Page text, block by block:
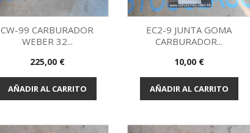
Vista rápida
CW-99 CARBURADOR
WEBER 32...
Precio
225,00 €
AÑADIR AL CARRITO
Vista rápida
EC2-9 JUNTA GOMA
CARBURADOR...
Precio
10,00 €
AÑADIR AL CARRITO